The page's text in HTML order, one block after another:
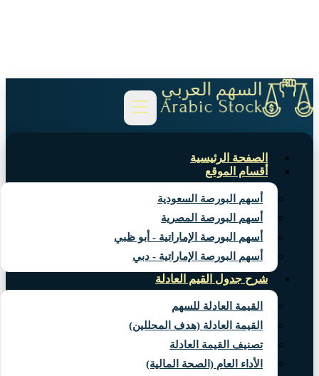
الصفحة الرئيسية
أقسام الموقع
أسهم البورصة السعودية
أسهم البورصة المصرية
أسهم البورصة الإماراتية - أبو ظبي
أسهم البورصة الإماراتية - دبي
شرح جدول القيم العادلة
القيمة العادلة للسهم
القيمة العادلة (هدف المحللين)
تصنيف القيمة العادلة
الأداء العام (الصحة المالية)